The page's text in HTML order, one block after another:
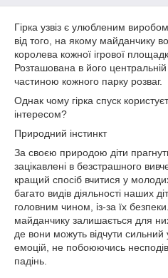
Гірка узвіз є улюбленим
від того, на якому майданчику
королева кожної ігрової
Розташована в його
частиною кожного парку розваг.
Однак чому гірка спуск
інтересом?
Природний інстинкт
За своєю природою діти прагнуть
зацікавлені в безстрашного
кращий спосіб вчитися у
багато видів діяльності наших
головним чином, із-за їх
майданчику залишається для
де вони можуть відчути сильний
емоцій, не побоюючись
падінь.